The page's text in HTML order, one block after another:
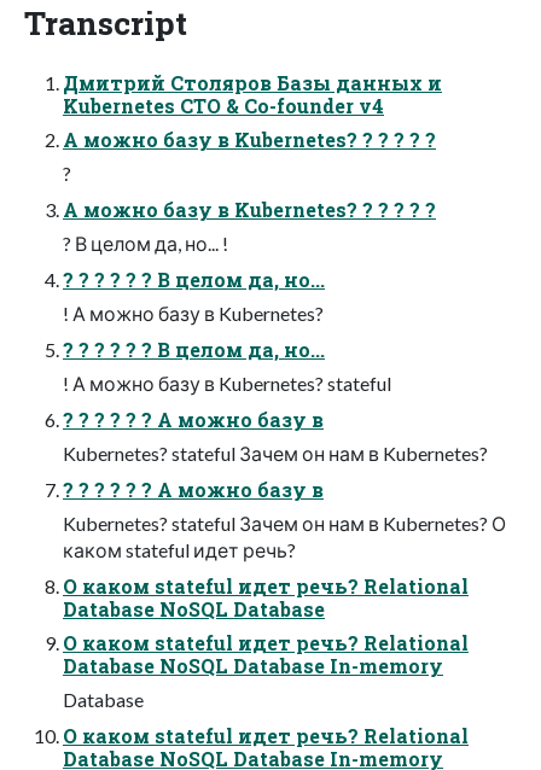
Transcript
Дмитрий Столяров Базы данных и
Kubernetes CTO & Co-founder v4
А можно базу в Kubernetes? ? ? ? ? ?
?
А можно базу в Kubernetes? ? ? ? ? ?
? В целом да, но... !
? ? ? ? ? ? В целом да, но...
! А можно базу в Kubernetes?
? ? ? ? ? ? В целом да, но...
! А можно базу в Kubernetes? stateful
? ? ? ? ? ? А можно базу в
Kubernetes? stateful Зачем он нам в Kubernetes?
? ? ? ? ? ? А можно базу в
Kubernetes? stateful Зачем он нам в Kubernetes? О
каком stateful идет речь?
О каком stateful идет речь? Relational
Database NoSQL Database
О каком stateful идет речь? Relational
Database NoSQL Database In-memory
Database
О каком stateful идет речь? Relational
Database NoSQL Database In-memory